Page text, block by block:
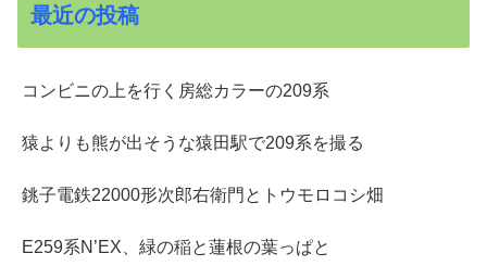
最近の投稿
コンビニの上を行く房総カラーの209系
猿よりも熊が出そうな猿田駅で209系を撮る
銚子電鉄22000形次郎右衛門とトウモロコシ畑
E259系N’EX、緑の稲と蓮根の葉っぱと